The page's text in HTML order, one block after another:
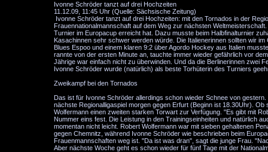
Ivonne Schröder tanzt auf drei Hochzeiten
11.12.09, 11:45 Uhr (Quelle: Sächsische Zeitung)
Ivonne Schröder tanzt auf drei Hochzeiten: mit den Tornados in der
Frauennationalmannschaft auf dem Weg zur nächsten
Turnier im Europacup erreicht hat. Dazu musste beim Halbfinalturnier
Kasachinnen sehr schwer werden würde. Die Italienerinnen sollten wir
Blues Espoo und einem klaren 9:2 über Agordo Hockey aus Italien
rannte von der ersten Minute an, tauchte immer wieder gefährlich vor
Jährige war einfach nicht zu überwinden. Und da die Berlinerinnen zwei
Ivonne Schröder wurde (natürlich) als beste Torhüterin des Turniers
Zweikampf bei den Tornados
Das ist für Ivonne Schröder allerdings schon wieder Schnee von
nächste Regionalligaspiel morgen gegen Erfurt (Beginn ist 18.30Uhr).
Wolfermann einen zweiten starken Torwart zur Verfügung. "Es gibt mit
Nummer eins fest. Die Leistung in den Trainingseinheiten und natürlich
momentan nicht leicht. Robert Wolfermann war mit sieben gehaltenen
gegen Chemnitz, während Ivonne Schröder wie beschrieben beim
Frauenmannschaften weg ist. "Da ist was dran", sagt die junge Frau.
Aber nächste Woche geht es schon wieder für fünf Tage mit der